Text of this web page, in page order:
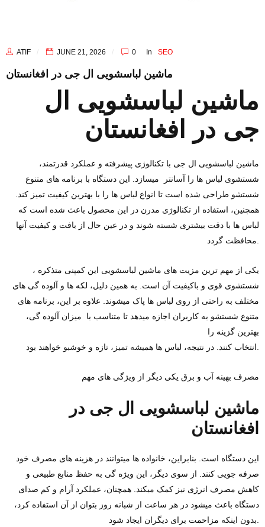
ATIF JUNE 21, 2026 0 In SEO
ماشین لباسشویی ال‌ جی در افغانستان
ماشین لباسشویی ال‌
جی در افغانستان
ماشین لباسشویی ال‌ جی با تکنالوژی پیشرفته و عملکرد قدرتمند،
شستشوی لباس‌ ها را آسانتر میسازد. این دستگاه با برنامه‌ های متنوع
شستشو طراحی شده است تا انواع لباس‌ ها را با بهترین کیفیت تمیز کند.
همچنین، استفاده از تکنالوژی مدرن در این محصول باعث شده است که
لباس‌ ها با دقت بیشتری شسته شوند و در عین حال از بافت و کیفیت آنها
یکی از مهم‌ ترین مزیت‌ های ماشین لباسشویی این کمپنی متذکره ،
شستشوی قوی و باکیفیت آن است. به همین دلیل، لکه‌ ها و آلوده گی‌ های
مختلف به‌ راحتی از روی لباس‌ ها پاک میشوند. علاوه بر این، برنامه‌ های
متنوع شستشو به کاربران اجازه میدهد تا متناسب با میزان آلوده گی،
بهترین گزینه را
مصرف بهینه آب و برق یکی دیگر از ویژگی‌ های مهم
ماشین لباسشویی ال‌ جی در
افغانستان
این دستگاه است. بنابراین، خانواده‌ ها میتوانند در هزینه‌ های مصرف خود
صرفه‌ جویی کنند. از سوی دیگر، این ویژه گی به حفظ منابع طبیعی و
کاهش مصرف انرژی نیز کمک میکند. همچنان، عملکرد آرام و کم‌ صدای
دستگاه باعث میشود در هر ساعت از شبانه‌ روز بتوان از آن استفاده کرد،